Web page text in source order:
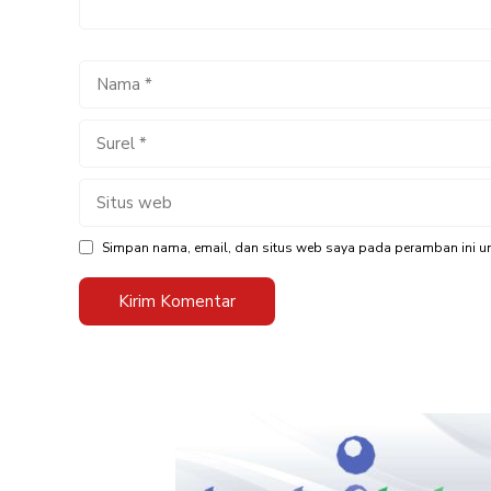
Simpan nama, email, dan situs web saya pada peramban ini